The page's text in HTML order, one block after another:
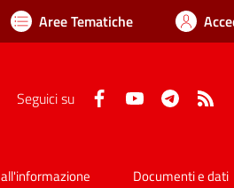
Aree Tematiche
Seguici su FacebookYouTube Telegram
Documenti e dati